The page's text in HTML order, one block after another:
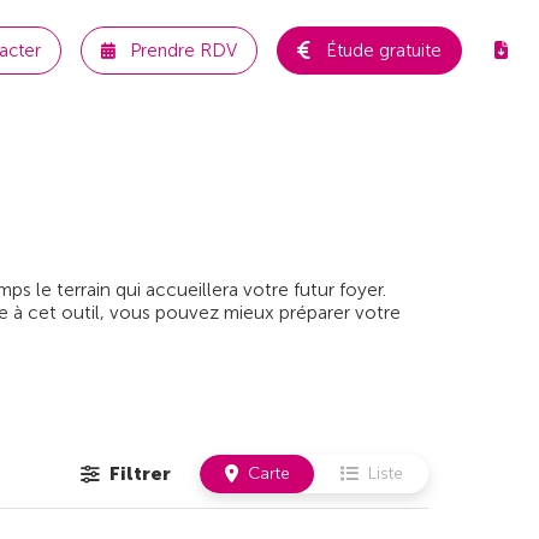
Prendre RDV Étude gratuite
le terrain qui accueillera votre futur foyer.
à cet outil, vous pouvez mieux préparer votre
Filtrer Carte Liste